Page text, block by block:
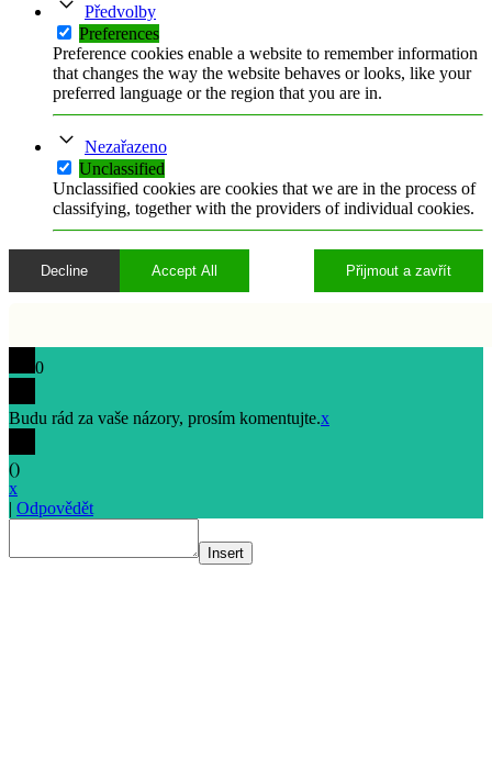
Předvolby
Preferences
Preference cookies enable a website to remember information
that changes the way the website behaves or looks, like your
preferred language or the region that you are in.
Nezařazeno
Unclassified
Unclassified cookies are cookies that we are in the process of
classifying, together with the providers of individual cookies.
Decline Accept All Přijmout a zavřít
0
Budu rád za vaše názory, prosím komentujte.x
()
x
| Odpovědět
Insert